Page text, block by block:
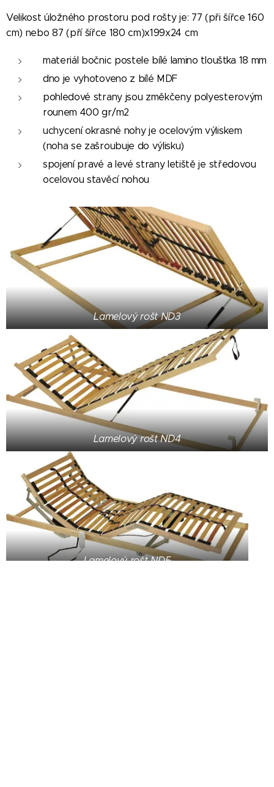
Velikost úložného prostoru pod rošty je: 77 (při šířce 160
cm) nebo 87 (pří šířce 180 cm)x199x24 cm
materiál bočnic postele bílé lamino tloušťka 18 mm
dno je vyhotoveno z bílé MDF
pohledové strany jsou změkčeny polyesterovým
rounem 400 gr/m2
uchycení okrasné nohy je ocelovým výliskem
(noha se zašroubuje do výlisku)
spojení pravé a levé strany letiště je středovou
ocelovou stavěcí nohou
Lamelový rošt ND3
Lamelový rošt ND4
Lamelový rošt ND5